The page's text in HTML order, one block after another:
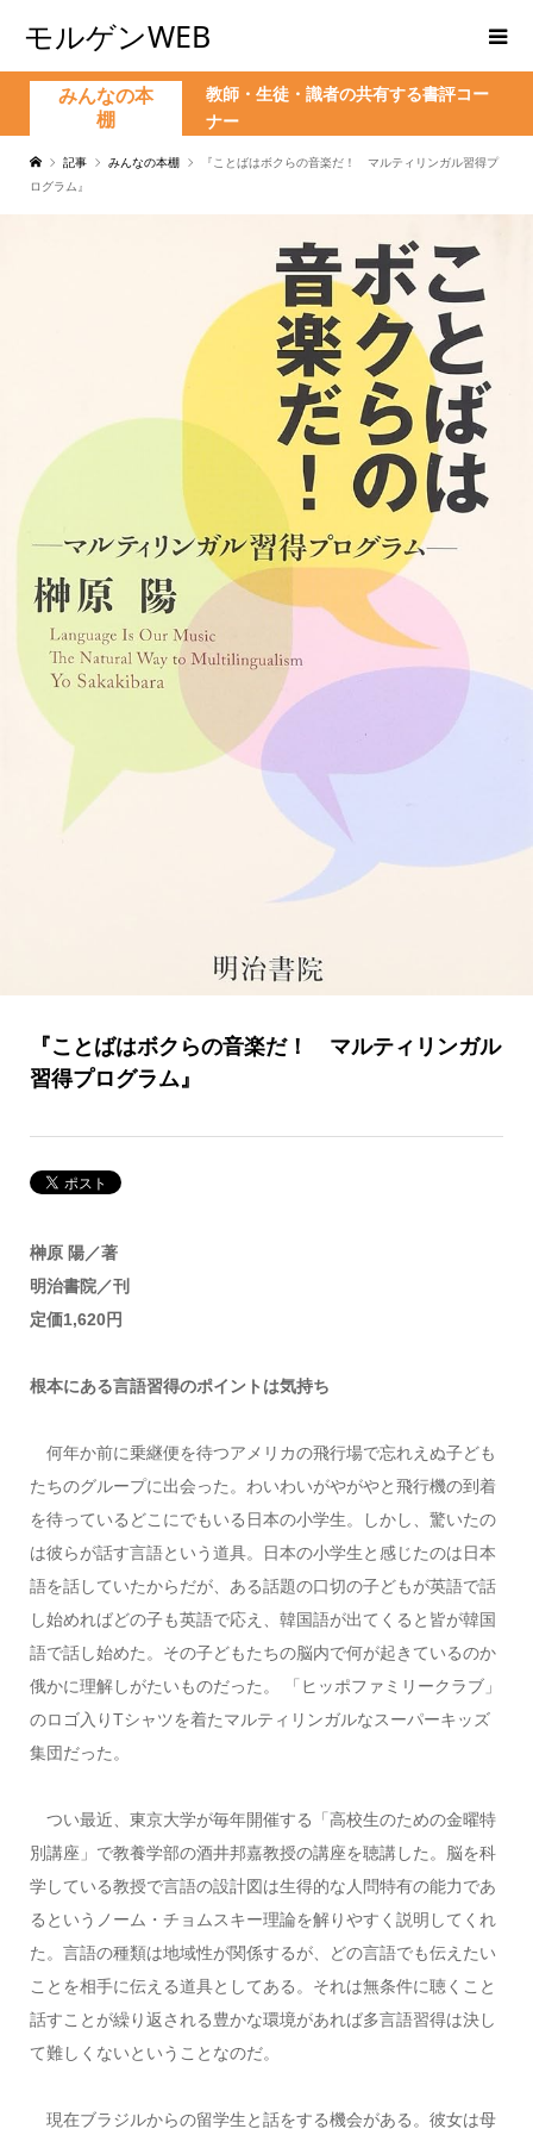
モルゲンWEB
みんなの本
棚
教師・生徒・識者の共有する書評コー
ナー
記事 みんなの本棚
『ことばはボクらの音楽だ！ マルティリンガル習得プ
ログラム』
『ことばはボクらの音楽だ！ マルティリンガル
習得プログラム』
榊原 陽／著
明治書院／刊
定価1,620円
根本にある言語習得のポイントは気持ち
何年か前に乗継便を待つアメリカの飛行場で忘れえぬ子ども
たちのグループに出会った。わいわいがやがやと飛行機の到着
を待っているどこにでもいる日本の小学生。しかし、驚いたの
は彼らが話す言語という道具。日本の小学生と感じたのは日本
語を話していたからだが、ある話題の口切の子どもが英語で話
し始めればどの子も英語で応え、韓国語が出てくると皆が韓国
語で話し始めた。その子どもたちの脳内で何が起きているのか
俄かに理解しがたいものだった。 「ヒッポファミリークラブ」
のロゴ入りTシャツを着たマルティリンガルなスーパーキッズ
集団だった。
つい最近、東京大学が毎年開催する「高校生のための金曜特
別講座」で教養学部の酒井邦嘉教授の講座を聴講した。脳を科
学している教授で言語の設計図は生得的な人問特有の能力であ
るというノーム・チョムスキー理論を解りやすく説明してくれ
た。言語の種類は地域性が関係するが、どの言語でも伝えたい
ことを相手に伝える道具としてある。それは無条件に聴くこと
話すことが繰り返される豊かな環境があれば多言語習得は決し
て難しくないということなのだ。
現在ブラジルからの留学生と話をする機会がある。彼女は母